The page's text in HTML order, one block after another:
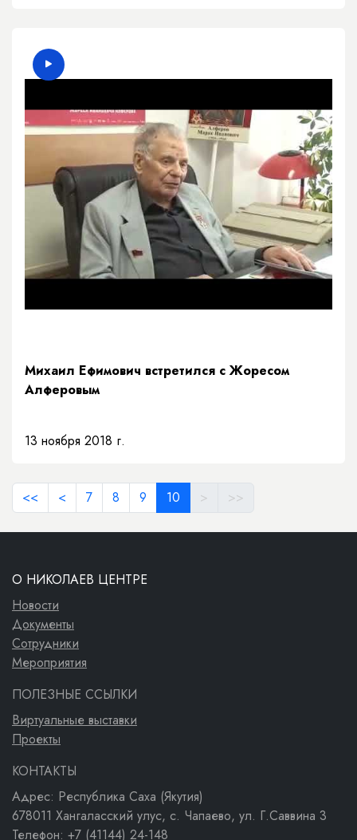
Михаил Ефимович встретился с Жоресом
Алферовым
13 ноября 2018 г.
<< < 7 8 9 10 > >>
О НИКОЛАЕВ ЦЕНТРЕ
Новости
Документы
Сотрудники
Мероприятия
ПОЛЕЗНЫЕ ССЫЛКИ
Виртуальные выставки
Проекты
КОНТАКТЫ
Адрес: Республика Саха (Якутия)
678011 Хангаласский улус, с. Чапаево, ул. Г.Саввина 3
Телефон: +7 (41144) 24-148